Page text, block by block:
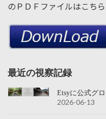
のＰＤＦファイルはこち
最近の視察記録
Etsyに公式グ
2026-06-13